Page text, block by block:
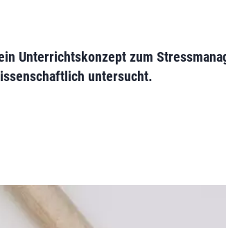
Unterrichtskonzept zum
untersucht.